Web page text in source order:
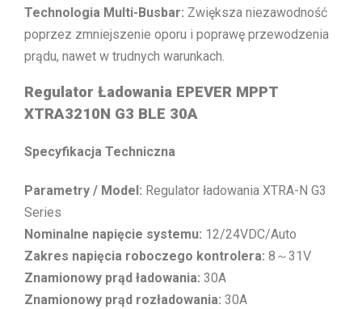
Technologia Multi-Busbar: Zwiększa niezawodność
poprzez zmniejszenie oporu i poprawę przewodzenia
prądu, nawet w trudnych warunkach.
Regulator Ładowania EPEVER MPPT
XTRA3210N G3 BLE 30A
Specyfikacja Techniczna
Parametry / Model: Regulator ładowania XTRA-N G3
Series
Nominalne napięcie systemu: 12/24VDC/Auto
Zakres napięcia roboczego kontrolera: 8～31V
Znamionowy prąd ładowania: 30A
Znamionowy prąd rozładowania: 30A